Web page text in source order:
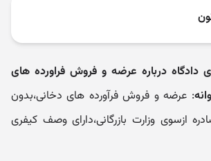
دادگاه درباره عرضه و فروش فراورده های
: عرضه و فروش فرآورده های دخانی،بدون
ازسوی وزارت بازرگانی،دارای وصف کیفری